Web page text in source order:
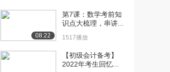
[10] 教育学考研与全日制
31:20
[11] 教育学考研与全日制
31:20
08:22
第7课：数学考前知
识点大梳理，串讲...
1517播放
【初级会计备考】
2022年考生回忆...